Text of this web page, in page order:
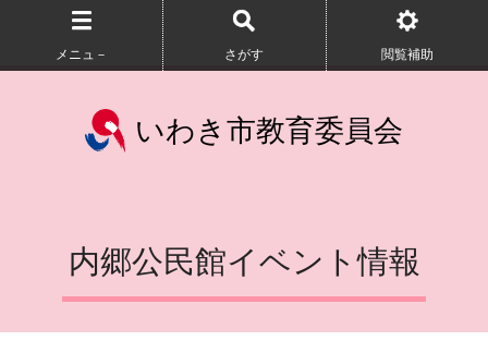
メニュ－ さがす 閲覧補助
いわき市教育委員会
内郷公民館イベント情報